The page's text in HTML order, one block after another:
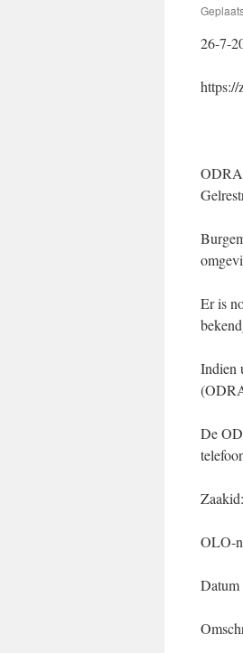
26-7-
ODRA
Er is
Indien
De
OLO-